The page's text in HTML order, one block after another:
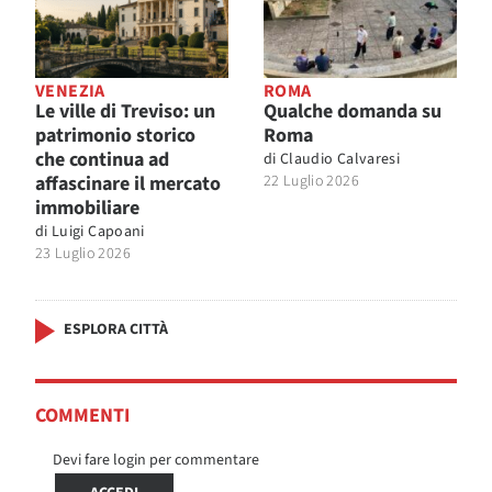
VENEZIA
Le ville di Treviso: un
patrimonio storico
che continua ad
affascinare il mercato
immobiliare
di Luigi Capoani
23 Luglio 2026
ROMA
Qualche domanda su
Roma
di Claudio Calvaresi
22 Luglio 2026
ESPLORA CITTÀ
COMMENTI
Devi fare login per commentare